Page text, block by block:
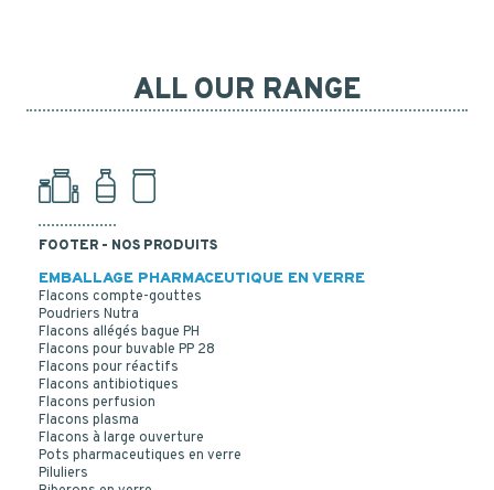
ALL OUR RANGE
FOOTER - NOS PRODUITS
EMBALLAGE PHARMACEUTIQUE EN VERRE
Flacons compte-gouttes
Poudriers Nutra
Flacons allégés bague PH
Flacons pour buvable PP 28
Flacons pour réactifs
Flacons antibiotiques
Flacons perfusion
Flacons plasma
Flacons à large ouverture
Pots pharmaceutiques en verre
Piluliers